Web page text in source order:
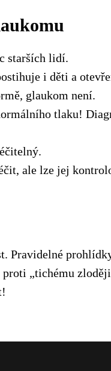
starších lidí.
i děti a
glaukom není.
tlaku!
ale lze jej
Pravidelné
„tichému